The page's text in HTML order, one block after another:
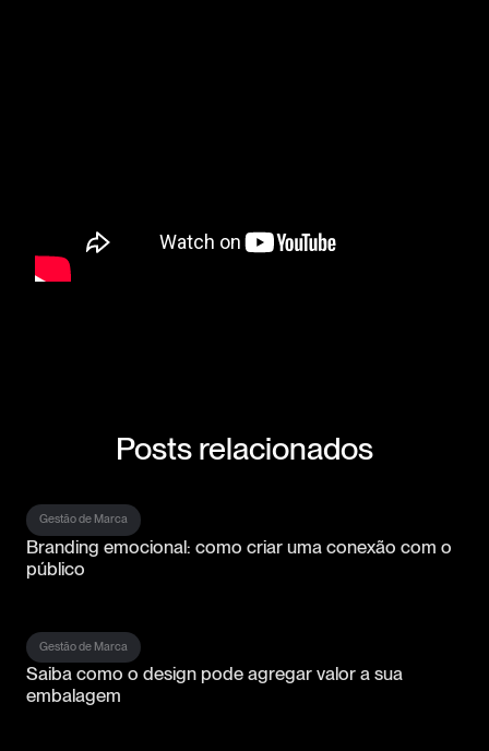
Posts relacionados
Gestão de Marca
Branding emocional: como criar uma conexão com o
público
Gestão de Marca
Saiba como o design pode agregar valor a sua
embalagem